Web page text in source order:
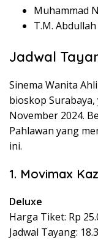
Muhammad
T.M.
Jadwal
Sinema Wanita
bioskop
November 2024.
Pahlawan yang
ini.
1. Movimax
Deluxe
Harga Tiket: Rp
Jadwal Tayang: